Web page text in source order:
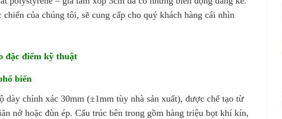
của chúng tôi, sẽ cung cấp cho quý khách hàng cái nhìn
đặc điểm kỹ thuật
biến
dày chính xác 30mm (±1mm tùy nhà sản xuất), được chế tạo từ
nở hoặc đùn ép. Cấu trúc bên trong gồm hàng triệu bọt khí kín,